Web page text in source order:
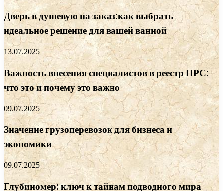
Дверь в душевую на заказ:как выбрать
идеальное решение для вашей ванной
13.07.2025
Важность внесения специалистов в реестр НРС:
что это и почему это важно
09.07.2025
Значение грузоперевозок для бизнеса и
экономики
09.07.2025
Глубиномер: ключ к тайнам подводного мира